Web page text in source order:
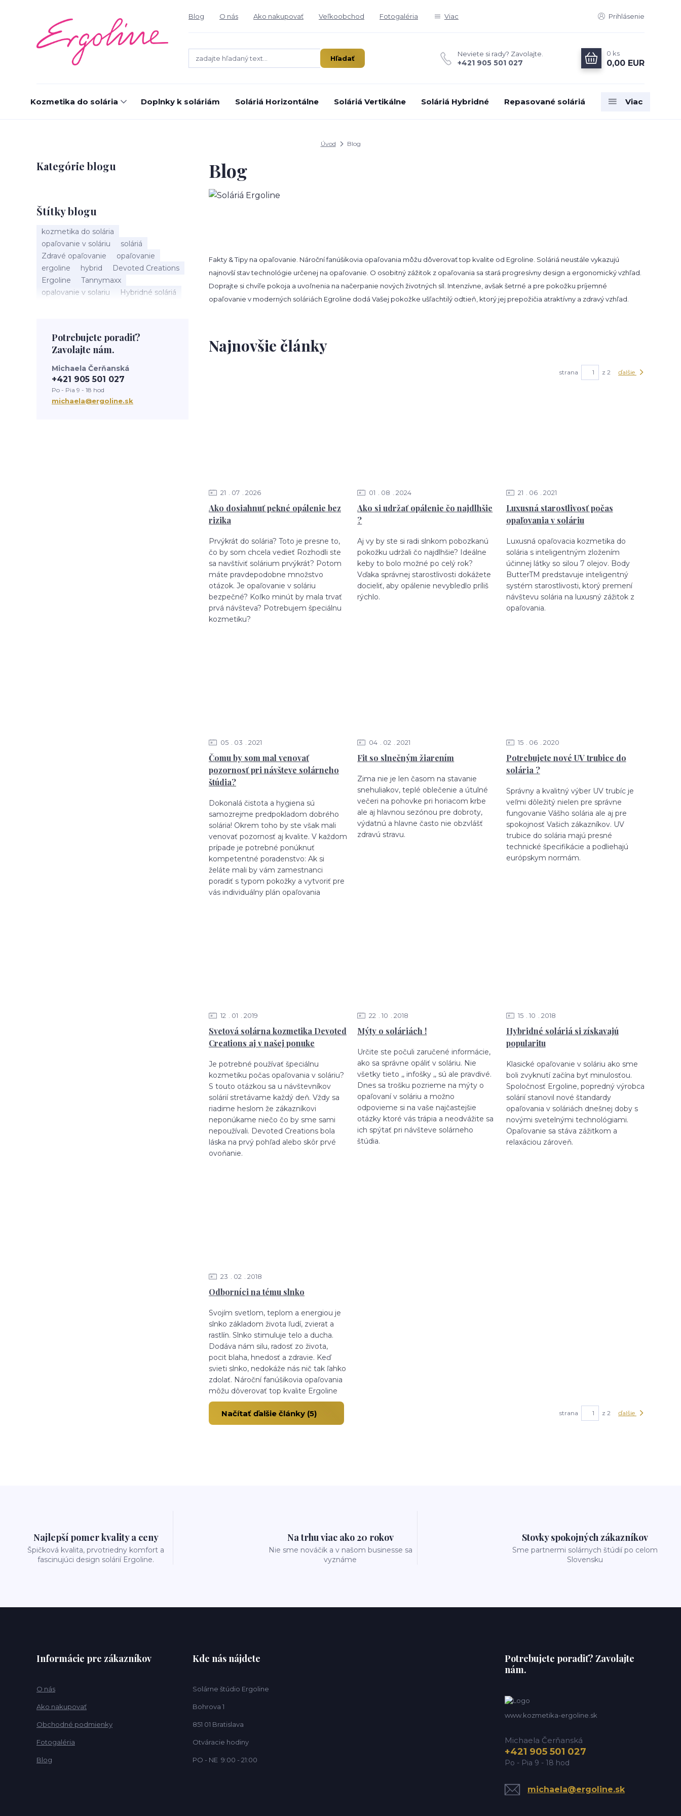
Blog O nás Ako nakupovať Veľkoobchod Fotogaléria Viac Prihlásenie
Hľadať
Neviete si rady? Zavolajte.
+421 905 501 027
0 ks
0,00 EUR
Kozmetika do solária Doplnky k soláriám Soláriá Horizontálne Soláriá Vertikálne Soláriá Hybridné Repasované soláriá Viac
Úvod Blog
Kategórie blogu
Štítky blogu
kozmetika do solária
opaľovanie v soláriu
soláriá
Zdravé opaľovanie
opaľovanie
ergoline
hybrid
Devoted Creations
Ergoline
Tannymaxx
opalovanie v solariu
Hybridné soláriá
tanning
UV trubice
novinky
devoted creations
rýchle opálenie
Potrebujete poradiť?
Zavolajte nám.
Michaela Čerňanská
+421 905 501 027
Po - Pia 9 - 18 hod
michaela@ergoline.sk
Blog
Fakty & Tipy na opaľovanie. Nároční fanúšikovia opaľovania môžu dôverovať top kvalite od Egroline. Soláriá neustále vykazujú
najnovší stav technológie určenej na opaľovanie. O osobitný zážitok z opaľovania sa stará progresívny design a ergonomický vzhľad.
Doprajte si chvíľe pokoja a uvoľnenia na načerpanie nových životných síl. Intenzívne, avšak šetrné a pre pokožku príjemné
opaľovanie v moderných soláriách Egroline dodá Vašej pokožke ušľachtilý odtieň, ktorý jej prepožičia atraktívny a zdravý vzhľad.
Najnovšie články
strana z 2 ďalšie
Ako dosiahnuť pekné opálenie bez
rizika
21 07 2026
Prvýkrát do solária? Toto je presne to,
čo by som chcela vedieť Rozhodli ste
sa navštíviť solárium prvýkrát? Potom
máte pravdepodobne množstvo
otázok. Je opaľovanie v soláriu
bezpečné? Koľko minút by mala trvať
prvá návšteva? Potrebujem špeciálnu
kozmetiku?
Ako si udržať opálenie čo najdlhšie
?
01 08 2024
Aj vy by ste si radi slnkom pobozkanú
pokožku udržali čo najdlhšie? Ideálne
keby to bolo možné po celý rok?
Vďaka správnej starostlivosti dokážete
docieliť, aby opálenie nevybledlo príliš
rýchlo.
Luxusná starostlivosť počas
opaľovania v soláriu
21 06 2021
Luxusná opaľovacia kozmetika do
solária s inteligentným zložením
účinnej látky so silou 7 olejov. Body
ButterTM predstavuje inteligentný
systém starostlivosti, ktorý premení
návštevu solária na luxusný zážitok z
opaľovania.
Čomu by som mal venovať
pozornosť pri návšteve solárneho
štúdia?
05 03 2021
Dokonalá čistota a hygiena sú
samozrejme predpokladom dobrého
solária! Okrem toho by ste však mali
venovať pozornosť aj kvalite. V každom
prípade je potrebné ponúknuť
kompetentné poradenstvo: Ak si
želáte mali by vám zamestnanci
poradiť s typom pokožky a vytvoriť pre
vás individuálny plán opaľovania
Fit so slnečným žiarením
04 02 2021
Zima nie je len časom na stavanie
snehuliakov, teplé oblečenie a útulné
večeri na pohovke pri horiacom krbe
ale aj hlavnou sezónou pre dobroty,
výdatnú a hlavne často nie obzvlášť
zdravú stravu.
Potrebujete nové UV trubice do
solária ?
15 06 2020
Správny a kvalitný výber UV trubíc je
veľmi dôležitý nielen pre správne
fungovanie Vášho solária ale aj pre
spokojnosť Vašich zákazníkov. UV
trubice do solária majú presné
technické špecifikácie a podliehajú
európskym normám.
Svetová solárna kozmetika Devoted
Creations aj v našej ponuke
12 01 2019
Je potrebné používať špeciálnu
kozmetiku počas opaľovania v soláriu?
S touto otázkou sa u návštevníkov
solárií stretávame každý deň. Vždy sa
riadime heslom že zákazníkovi
neponúkame niečo čo by sme sami
nepoužívali. Devoted Creations bola
láska na prvý pohľad alebo skôr prvé
ovoňanie.
Mýty o soláriách !
22 10 2018
Určite ste počuli zaručené informácie,
ako sa správne opáliť v soláriu. Nie
všetky tieto ,, infošky ,, sú ale pravdivé.
Dnes sa trošku pozrieme na mýty o
opaľovaní v soláriu a možno
odpovieme si na vaše najčastejšie
otázky ktoré vás trápia a neodvážite sa
ich spýtať pri návšteve solárneho
štúdia.
Hybridné soláriá si získavajú
popularitu
15 10 2018
Klasické opaľovanie v soláriu ako sme
boli zvyknutí začína byť minulosťou.
Spoločnosť Ergoline, popredný výrobca
solárií stanovil nové štandardy
opaľovania v soláriách dnešnej doby s
novými svetelnými technológiami.
Opaľovanie sa stáva zážitkom a
relaxáciou zároveň.
Odborníci na tému slnko
23 02 2018
Svojím svetlom, teplom a energiou je
slnko základom života ľudí, zvierat a
rastlín. Slnko stimuluje telo a ducha.
Dodáva nám silu, radosť zo života,
pocit blaha, hnedosť a zdravie. Keď
svieti slnko, nedokáže nás nič tak ľahko
zdolať. Nároční fanúšikovia opaľovania
môžu dôverovať top kvalite Ergoline
Načítať ďalšie články (5) strana z 2 ďalšie
Najlepší pomer kvality a ceny
Špičková kvalita, prvotriedny komfort a
fascinujúci design solárií Ergoline.
Na trhu viac ako 20 rokov
Nie sme nováčik a v našom businesse sa
vyznáme
Stovky spokojných zákazníkov
Sme partnermi solárnych štúdií po celom
Slovensku
Informácie pre zákazníkov
O nás
Ako nakupovať
Obchodné podmienky
Fotogaléria
Blog
Kde nás nájdete
Solárne štúdio Ergoline
Bohrova 1
851 01 Bratislava
Otváracie hodiny
PO - NE 9:00 - 21:00
Potrebujete poradiť? Zavolajte
nám.
www.kozmetika-ergoline.sk
Michaela Čerňanská
+421 905 501 027
Po - Pia 9 - 18 hod
michaela@ergoline.sk